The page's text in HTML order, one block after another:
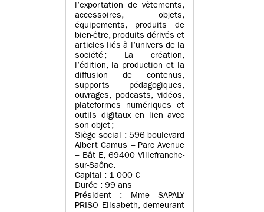
l’exportation de vêtements,
accessoires, objets,
équipements, produits de
bien-être, produits dérivés et
articles liés à l’univers de la
société ; La création,
l’édition, la production et la
diffusion de contenus,
supports pédagogiques,
ouvrages, podcasts, vidéos,
plateformes numériques et
outils digitaux en lien avec
son objet ;
Siège social : 596 boulevard
Albert Camus – Parc Avenue
– Bât E, 69400 Villefranche-
sur-Saône.
Capital : 1 000 €
Durée : 99 ans
Président : Mme SAPALY
PRISO Elisabeth, demeurant